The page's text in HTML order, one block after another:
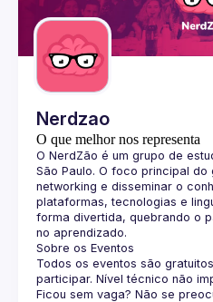
Guilds
Nerdzao
O que melhor nos representa
O NerdZão é um grupo de
São Paulo. O foco principal do
networking e disseminar o
plataformas, tecnologias e
forma divertida, quebrando o
no aprendizado.
Sobre os Eventos
Todos os eventos são
participar. Nível técnico não
Ficou sem vaga? Não se